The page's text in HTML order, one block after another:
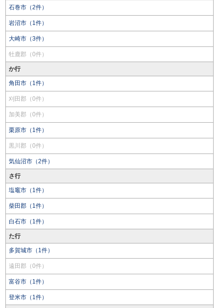
石巻市（2件）
岩沼市（1件）
大崎市（3件）
牡鹿郡（0件）
か行
角田市（1件）
刈田郡（0件）
加美郡（0件）
栗原市（1件）
黒川郡（0件）
気仙沼市（2件）
さ行
塩竈市（1件）
柴田郡（1件）
白石市（1件）
た行
多賀城市（1件）
遠田郡（0件）
富谷市（1件）
登米市（1件）